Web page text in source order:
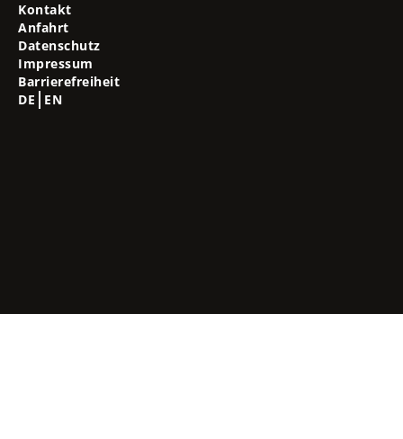
Kontakt
Anfahrt
Datenschutz
Impressum
Barrierefreiheit
DE
EN